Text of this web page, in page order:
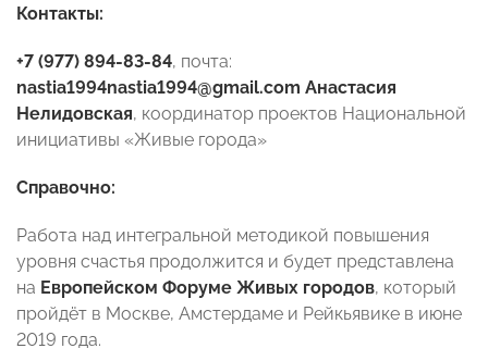
Контакты:
+7 (977) 894-83-84, почта:
nastia1994nastia1994@gmail.com Анастасия
Нелидовская, координатор проектов Национальной
инициативы «Живые города»
Справочно:
Работа над интегральной методикой повышения
уровня счастья продолжится и будет представлена
на Европейском Форуме Живых городов, который
пройдёт в Москве, Амстердаме и Рейкьявике в июне
2019 года.